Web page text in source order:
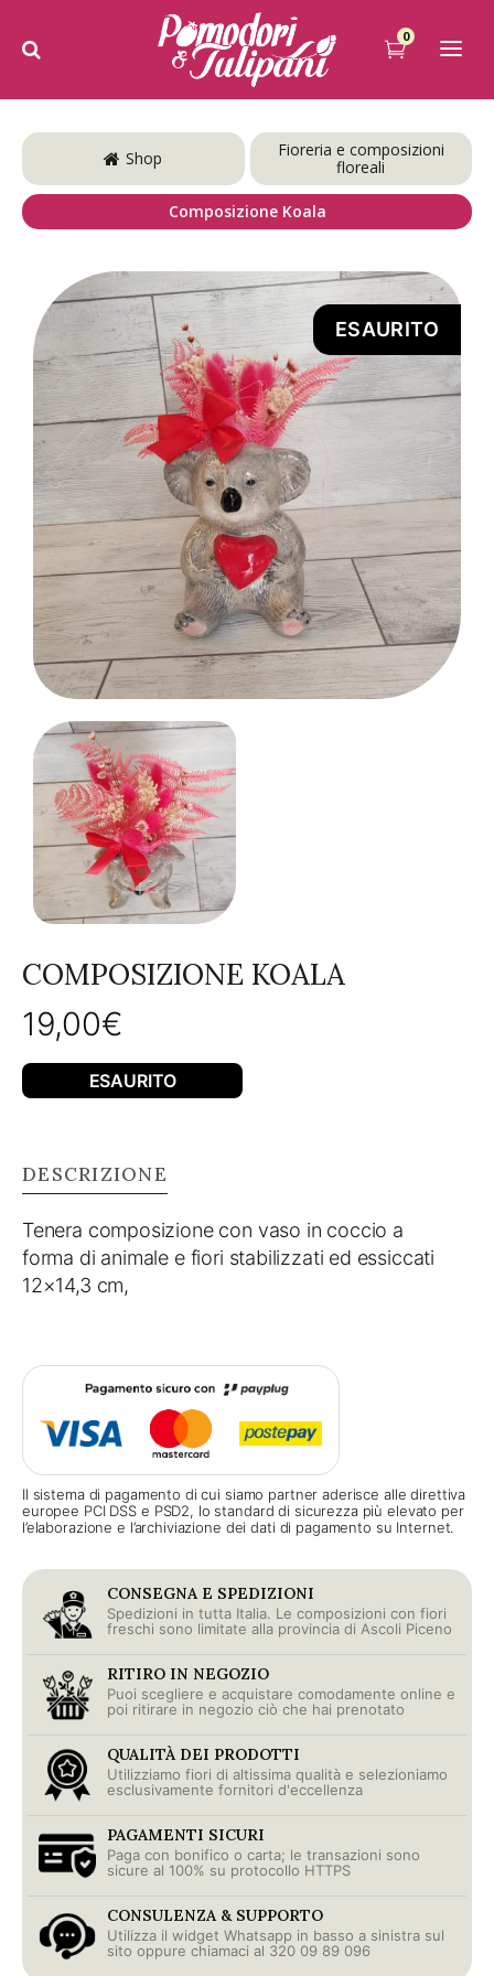
0
Shop
Fioreria e composizioni
floreali
Composizione Koala
ESAURITO
COMPOSIZIONE KOALA
19,00€
ESAURITO
DESCRIZIONE
Tenera composizione con vaso in coccio a
forma di animale e fiori stabilizzati ed essiccati
12×14,3 cm,
Il sistema di pagamento di cui siamo partner aderisce alle direttiva
europee PCI DSS e PSD2, lo standard di sicurezza più elevato per
l’elaborazione e l’archiviazione dei dati di pagamento su Internet.
CONSEGNA E SPEDIZIONI
Spedizioni in tutta Italia. Le composizioni con fiori
freschi sono limitate alla provincia di Ascoli Piceno
RITIRO IN NEGOZIO
Puoi scegliere e acquistare comodamente online e
poi ritirare in negozio ciò che hai prenotato
QUALITÀ DEI PRODOTTI
Utilizziamo fiori di altissima qualità e selezioniamo
esclusivamente fornitori d'eccellenza
PAGAMENTI SICURI
Paga con bonifico o carta; le transazioni sono
sicure al 100% su protocollo HTTPS
CONSULENZA & SUPPORTO
Utilizza il widget Whatsapp in basso a sinistra sul
sito oppure chiamaci al 320 09 89 096